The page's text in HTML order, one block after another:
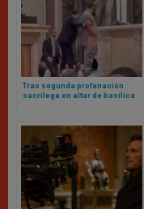
Tras segunda profanación
sacrílega en altar de basílica